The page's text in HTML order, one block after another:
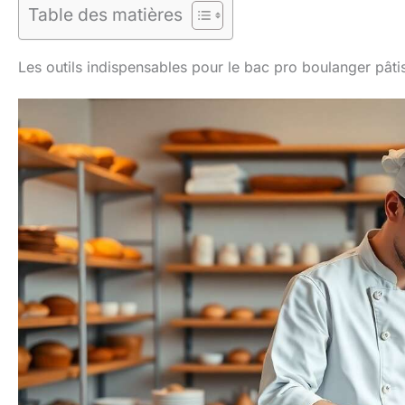
Table des matières
Les outils indispensables pour le bac pro boulanger